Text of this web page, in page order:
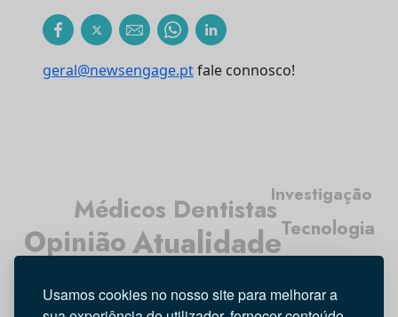
Usamos cookies no nosso site para melhorar a
geral@newsengage.ptfale connosco!
Atualidade
Médicos Dentistas
Higiene Oral
Entrevista
Opinião Tecnologia
Investigação